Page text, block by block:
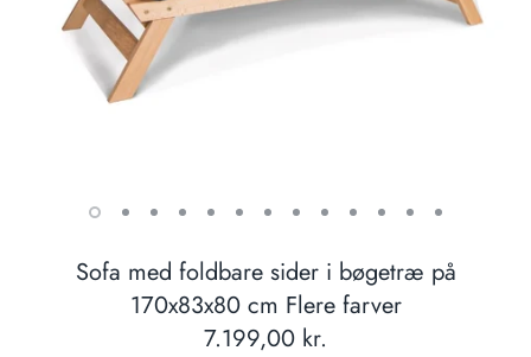
Sofa med foldbare sider i bøgetræ på
170x83x80 cm Flere farver
7.199,00 kr.